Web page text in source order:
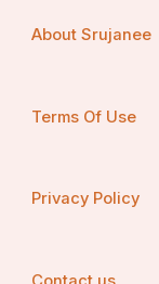
About Srujanee
Terms Of Use
Privacy Policy